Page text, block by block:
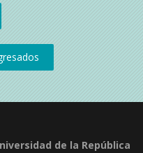
de la República